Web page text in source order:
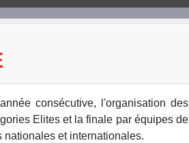
consécutive, l'organisation des
Elites et la finale par équipes de
nationales et internationales.